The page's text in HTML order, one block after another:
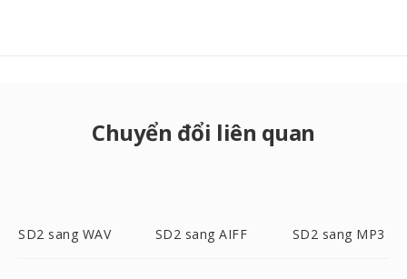
Chuyển đổi liên quan
SD2 sang WAV SD2 sang AIFF SD2 sang MP3